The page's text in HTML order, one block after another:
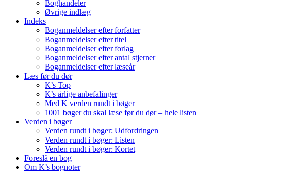
Boghandeler
Øvrige indlæg
Indeks
Boganmeldelser efter forfatter
Boganmeldelser efter titel
Boganmeldelser efter forlag
Boganmeldelser efter antal stjerner
Boganmeldelser efter læseår
Læs før du dør
K’s Top
K’s årlige anbefalinger
Med K verden rundt i bøger
1001 bøger du skal læse før du dør – hele listen
Verden i bøger
Verden rundt i bøger: Udfordringen
Verden rundt i bøger: Listen
Verden rundt i bøger: Kortet
Foreslå en bog
Om K’s bognoter